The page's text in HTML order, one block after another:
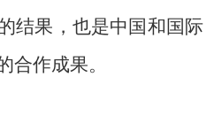
结果，也是中国和国际
合作成果。